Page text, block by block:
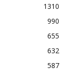
1310
990
655
632
587